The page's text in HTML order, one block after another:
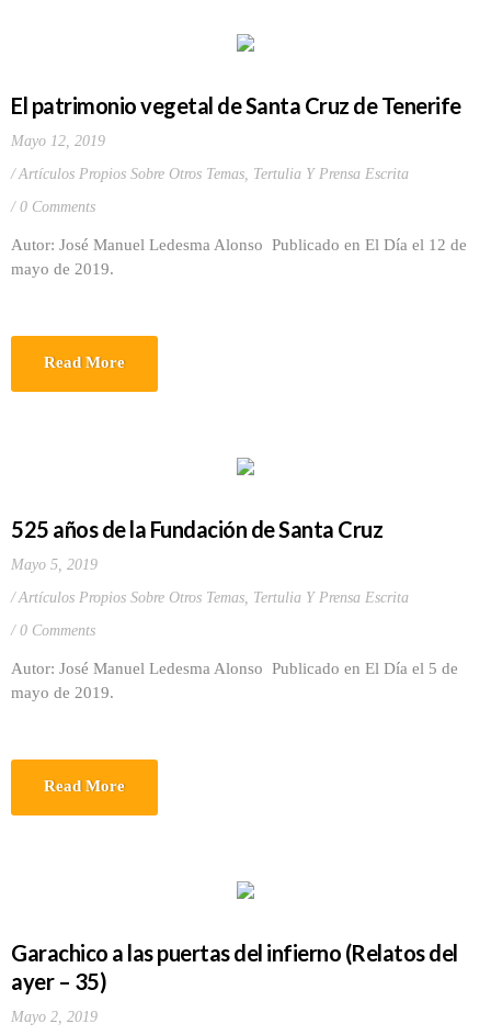
El patrimonio vegetal de Santa Cruz de Tenerife
Mayo 12, 2019
Artículos Propios Sobre Otros Temas, Tertulia Y Prensa Escrita
0 Comments
Autor: José Manuel Ledesma Alonso Publicado en El Día el 12 de
mayo de 2019.
Read More
525 años de la Fundación de Santa Cruz
Mayo 5, 2019
Artículos Propios Sobre Otros Temas, Tertulia Y Prensa Escrita
0 Comments
Autor: José Manuel Ledesma Alonso Publicado en El Día el 5 de
mayo de 2019.
Read More
Garachico a las puertas del infierno (Relatos del
ayer – 35)
Mayo 2, 2019